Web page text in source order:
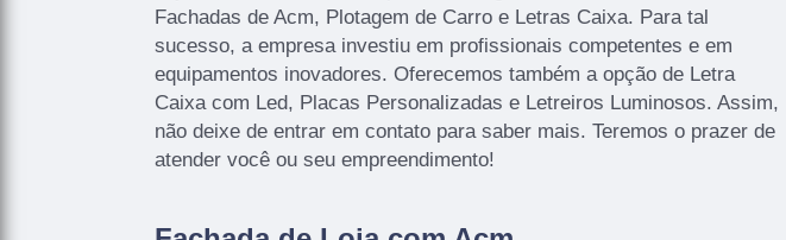
Fachadas de Acm, Plotagem de Carro e Letras Caixa. Para tal
sucesso, a empresa investiu em profissionais competentes e em
equipamentos inovadores. Oferecemos também a opção de Letra
Caixa com Led, Placas Personalizadas e Letreiros Luminosos. Assim,
não deixe de entrar em contato para saber mais. Teremos o prazer de
atender você ou seu empreendimento!